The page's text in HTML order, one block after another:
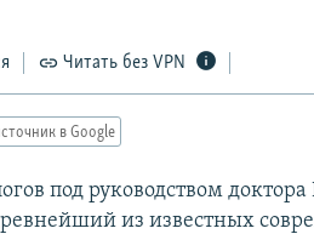
Читать без VPN
в Google
под руководством
из известных